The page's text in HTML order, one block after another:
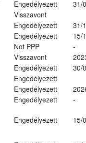
Engedélyezett
31/
Visszavont
Engedélyezett
31/
Engedélyezett
15/
Not PPP
-
Visszavont
Engedélyezett
30/
Engedélyezett
Engedélyezett
Engedélyezett
-
Engedélyezett 15/